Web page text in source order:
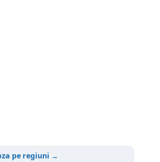
pe regiuni →